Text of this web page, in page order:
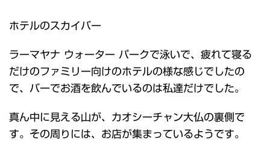
ホテルのスカイバー
ラーマヤナ ウォーター パークで泳いで、疲れて寝る
だけのファミリー向けのホテルの様な感じでしたの
で、バーでお酒を飲んでいるのは私達だけでした。
真ん中に見える山が、カオシーチャン大仏の裏側で
す。その周りには、お店が集まっているようです。